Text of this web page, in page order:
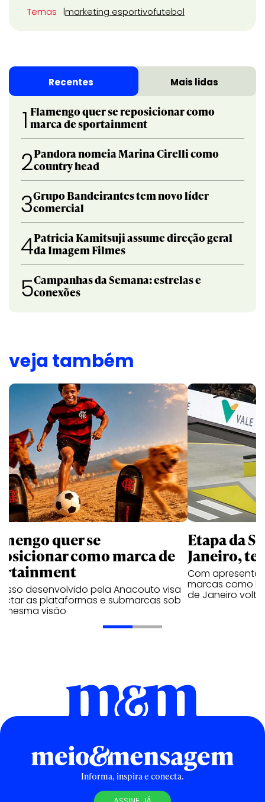
Temas marketing esportivofutebol
Recentes Mais lidas
1 Flamengo quer se reposicionar como
marca de sportainment
2Pandora nomeia Marina Cirelli como
country head
3Grupo Bandeirantes tem novo líder
comercial
4Patricia Kamitsuji assume direção geral
da Imagem Filmes
5Campanhas da Semana: estrelas e
conexões
veja também
quer se
como marca de
desenvolvido pela Anacouto visa
as plataformas e submarcas sob
mesma visão
Etapa da
Janeiro,
Com
marcas como
de Janeiro
Informa, inspira e conecta.